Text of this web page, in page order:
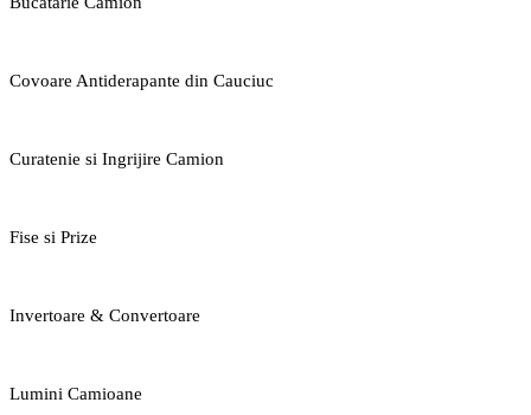
Covoare Antiderapante din Cauciuc
Curatenie si Ingrijire Camion
Fise si Prize
Invertoare & Convertoare
Lumini Camioane